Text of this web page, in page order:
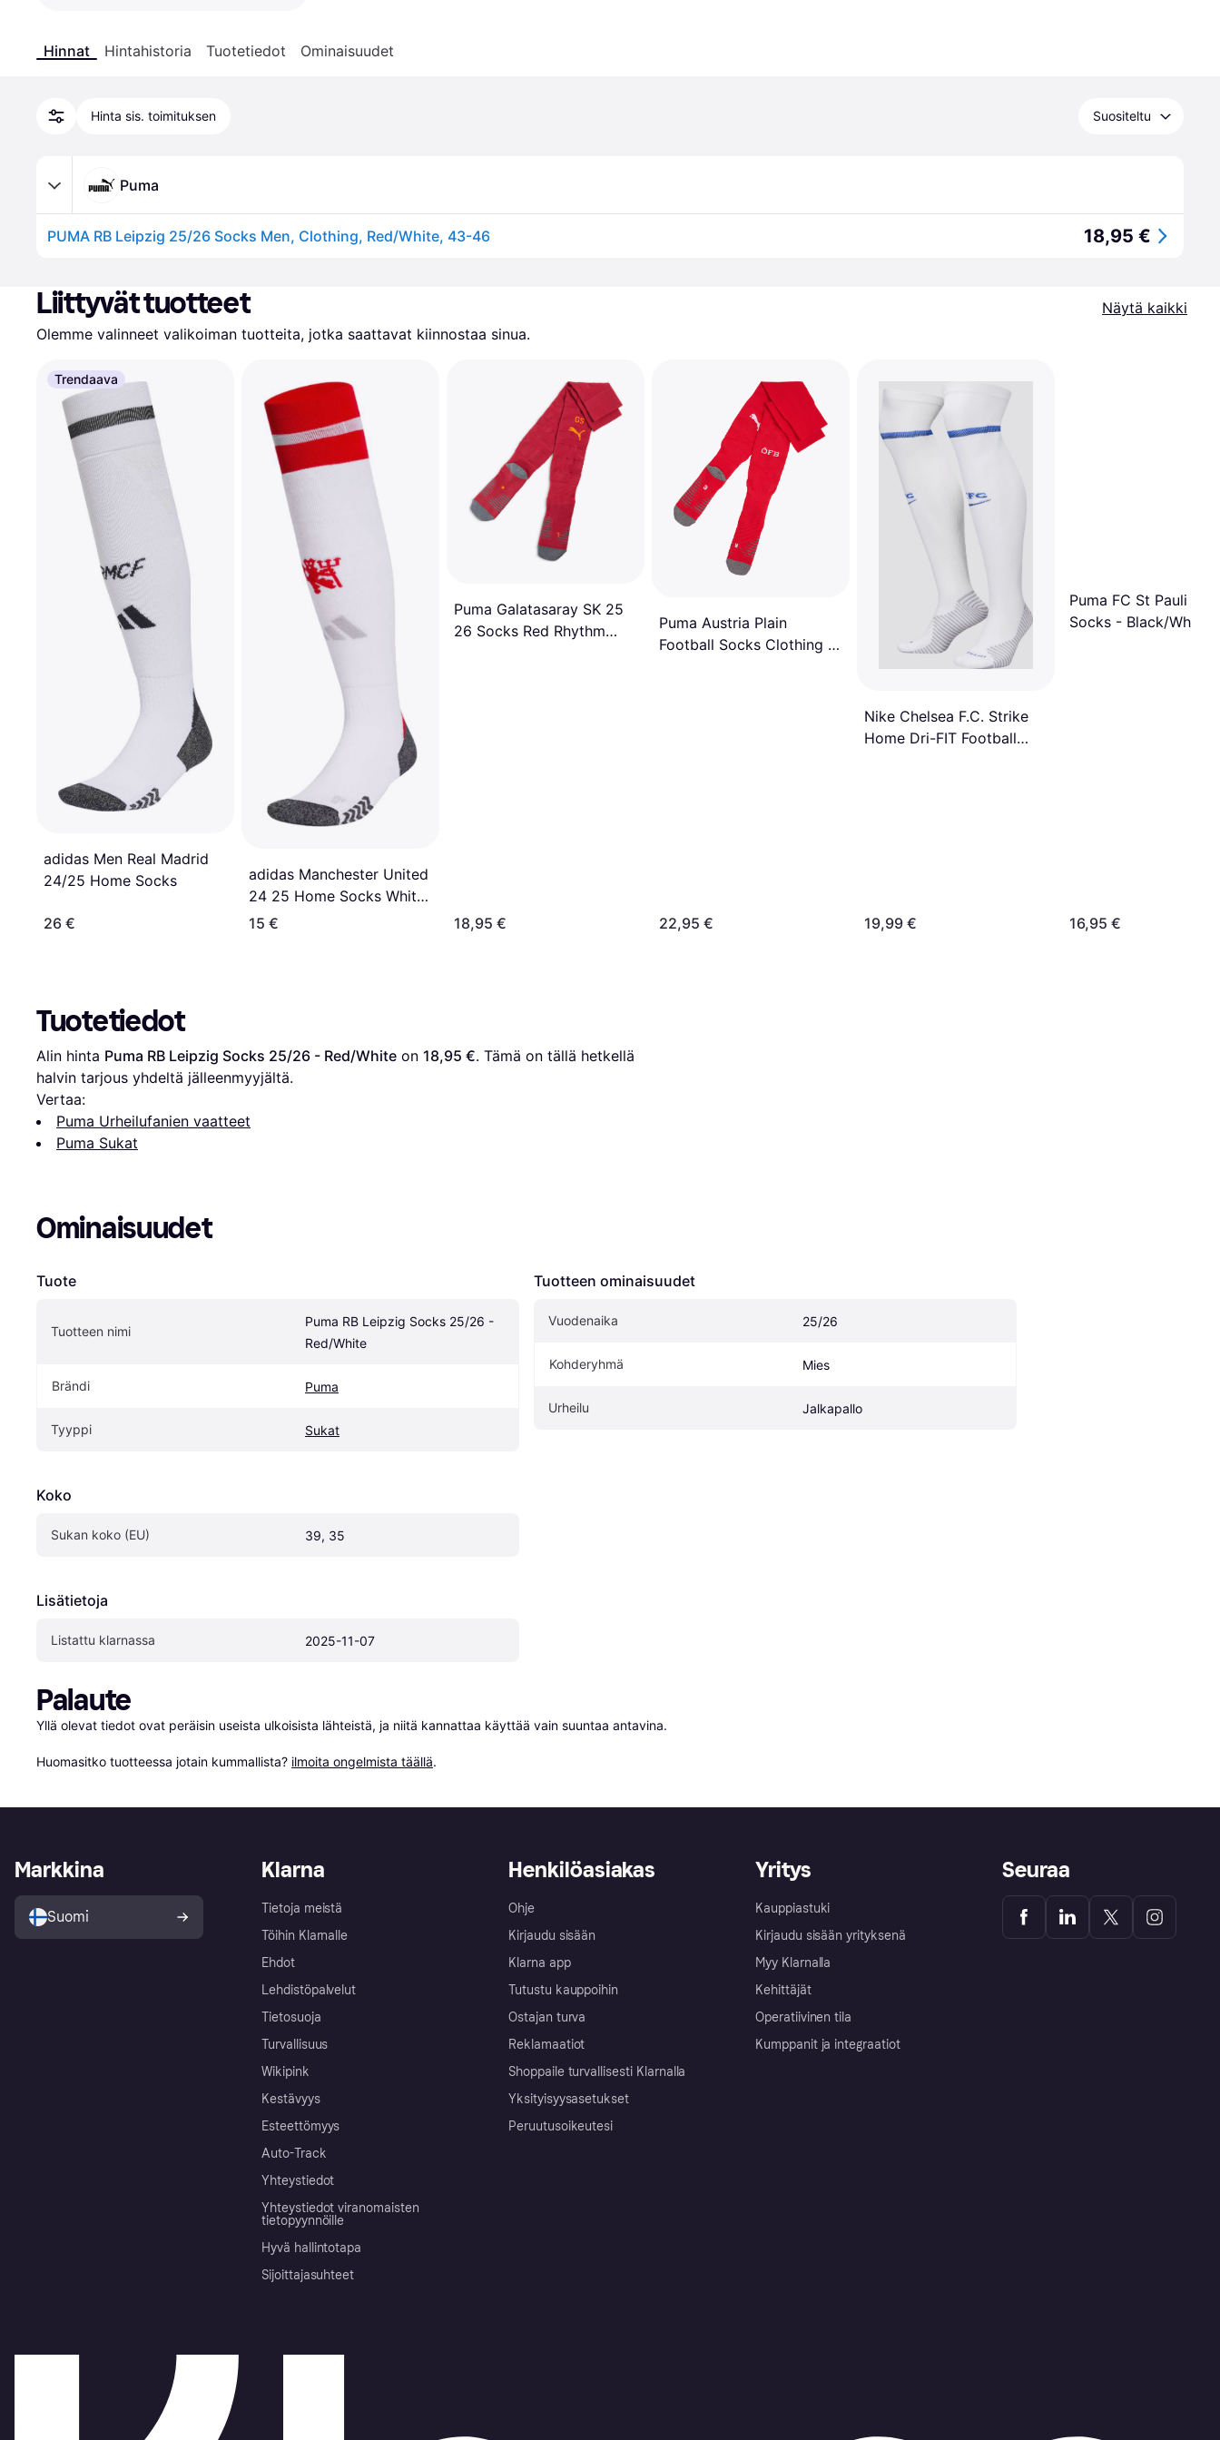
Hinnat Hintahistoria Tuotetiedot Ominaisuudet
Hinta sis. toimituksen Suositeltu
Puma
PUMA RB Leipzig 25/26 Socks Men, Clothing, Red/White, 43-46 18,95 €
Liittyvät tuotteet
Näytä kaikki
Olemme valinneet valikoiman tuotteita, jotka saattavat kiinnostaa sinua.
Trendaava
adidas Men Real Madrid
24/25 Home Socks
26 €
adidas Manchester United
24 25 Home Socks White
37-39
15 €
Puma Galatasaray SK 25
26 Socks Red Rhythm
18,95 €
Puma Austria Plain
Football Socks Clothing -
22,95 €
Nike Chelsea F.C. Strike
Home Dri-FIT Football
19,99 €
Puma FC St Pauli
Socks - Black/White
16,95 €
Tuotetiedot
Alin hinta Puma RB Leipzig Socks 25/26 - Red/White on 18,95 €. Tämä on tällä hetkellä
halvin tarjous yhdeltä jälleenmyyjältä.
Vertaa:
Puma Urheilufanien vaatteet
Puma Sukat
Ominaisuudet
Tuote
Tuotteen nimi
Puma RB Leipzig Socks 25/26 -
Red/White
Brändi Puma
Tyyppi Sukat
Koko
Sukan koko (EU) 39, 35
Lisätietoja
Listattu klarnassa 2025-11-07
Tuotteen ominaisuudet
Vuodenaika 25/26
Kohderyhmä Mies
Urheilu Jalkapallo
Palaute
Yllä olevat tiedot ovat peräisin useista ulkoisista lähteistä, ja niitä kannattaa käyttää vain suuntaa antavina.
Huomasitko tuotteessa jotain kummallista? ilmoita ongelmista täällä.
Klarna
Tietoja meistä
Töihin Klarnalle
Ehdot
Lehdistöpalvelut
Tietosuoja
Turvallisuus
Wikipink
Kestävyys
Esteettömyys
Auto-Track
Yhteystiedot
Yhteystiedot viranomaisten
tietopyynnöille
Hyvä hallintotapa
Sijoittajasuhteet
Henkilöasiakas
Ohje
Kirjaudu sisään
Klarna app
Tutustu kauppoihin
Ostajan turva
Reklamaatiot
Shoppaile turvallisesti Klarnalla
Yksityisyysasetukset
Peruutusoikeutesi
Yritys
Kauppiastuki
Kirjaudu sisään yrityksenä
Myy Klarnalla
Kehittäjät
Operatiivinen tila
Kumppanit ja integraatiot
Markkina
Suomi
Seuraa